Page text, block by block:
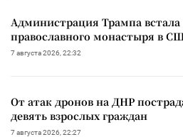
Администрация Трампа встала
православного монастыря в
7 августа 2026, 22:32
От атак дронов на ДНР
девять взрослых граждан
7 августа 2026, 22:27